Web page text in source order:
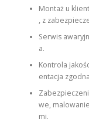
Montaż u
, z
Serwis
a.
Kontrola
entacja
we,
mi.